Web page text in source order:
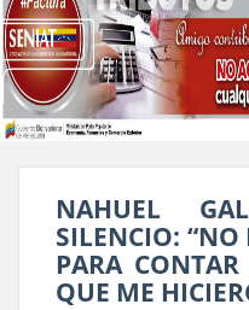
NAHUEL
SILENCIO: “NO
PARA
QUE ME